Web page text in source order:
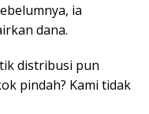
ia
dana.
distribusi pun
pindah? Kami tidak